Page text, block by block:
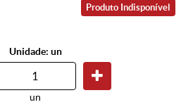
Produto Indisponível
Unidade: un
un